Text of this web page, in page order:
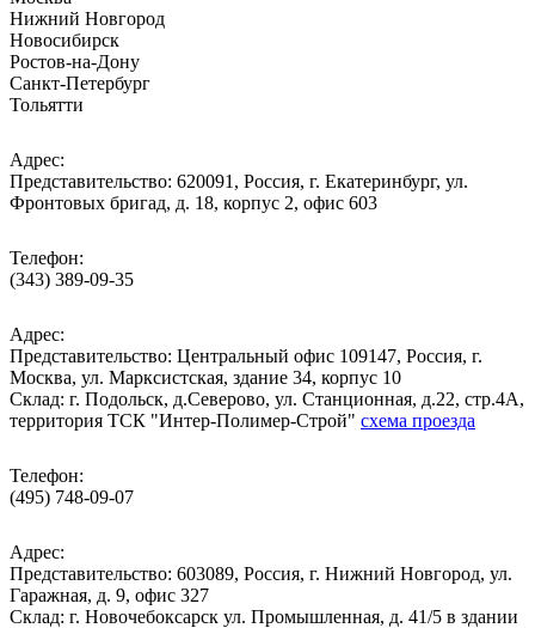
Нижний Новгород
Новосибирск
Ростов-на-Дону
Санкт-Петербург
Тольятти
Адрес:
Представительство: 620091, Россия, г. Екатеринбург, ул.
Фронтовых бригад, д. 18, корпус 2, офис 603
Телефон:
(343) 389-09-35
Адрес:
Представительство: Центральный офис 109147, Россия, г.
Москва, ул. Марксистская, здание 34, корпус 10
Cклад: г. Подольск, д.Северово, ул. Станционная, д.22, стр.4А,
территория ТСК "Интер-Полимер-Строй" схема проезда
Телефон:
(495) 748-09-07
Адрес:
Представительство: 603089, Россия, г. Нижний Новгород, ул.
Гаражная, д. 9, офис 327
Склад: г. Новочебоксарск ул. Промышленная, д. 41/5 в здании